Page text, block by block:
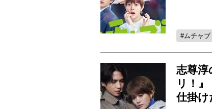
ムチャブ
志尊
リ！
仕掛け